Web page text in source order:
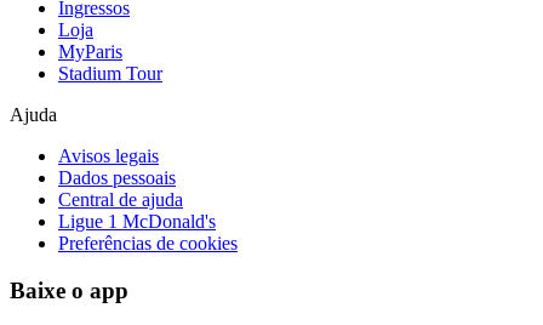
Ingressos
Loja
MyParis
Stadium Tour
Ajuda
Avisos legais
Dados pessoais
Central de ajuda
Ligue 1 McDonald's
Preferências de cookies
Baixe o app